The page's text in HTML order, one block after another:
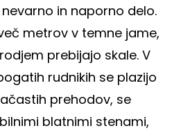
in naporno delo.
metrov v temne jame,
prebijajo skale. V
rudnikih se plazijo
prehodov, se
blatnimi stenami,